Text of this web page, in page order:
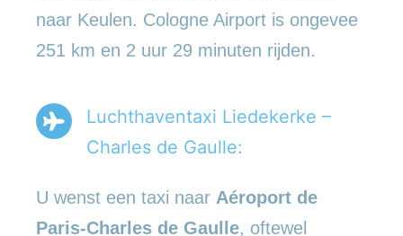
naar Keulen. Cologne Airport is ongevee
251 km en 2 uur 29 minuten rijden.
Luchthaventaxi Liedekerke –
Charles de Gaulle:
U wenst een taxi naar Aéroport de
Paris-Charles de Gaulle, oftewel